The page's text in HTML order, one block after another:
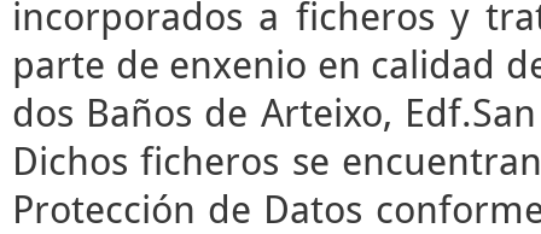
incorporados a ficheros y
parte de enxenio en calidad
dos Baños de Arteixo,
Dichos ficheros se
Protección de Datos